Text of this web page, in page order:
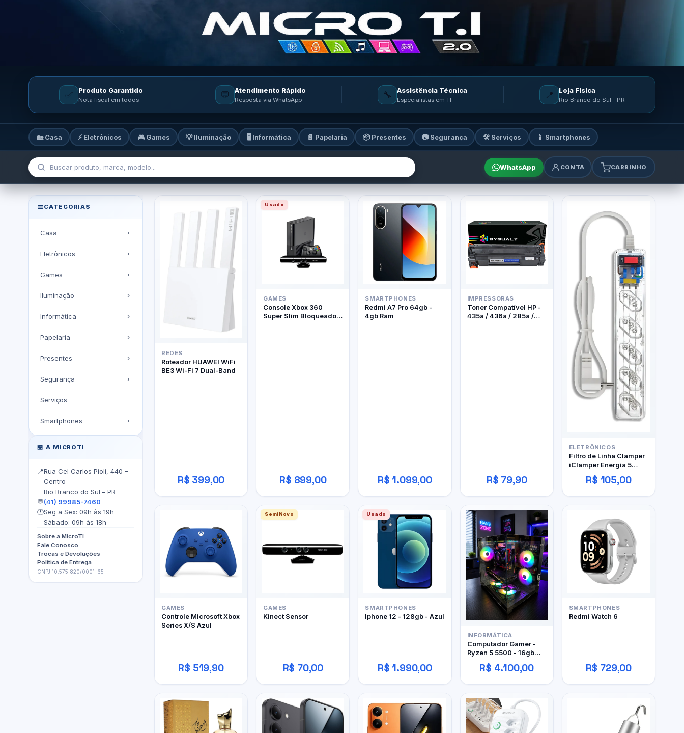
✅ Produto Garantido
Nota fiscal em todos 💬 Atendimento Rápido
Resposta via WhatsApp 🔧 Assistência Técnica
Especialistas em TI 📍 Loja Física
Rio Branco do Sul - PR
🏡 Casa ⚡ Eletrônicos 🎮 Games 💡 Iluminação 🖥️ Informática 📄 Papelaria 📦 Presentes 📷 Segurança 🛠️ Serviços 📱 Smartphones
WhatsApp CONTA CARRINHO
MicroTi — Sua loja de tecnologia: informática, celulares, games e acessórios
CATEGORIAS
Casa
Eletrônicos
Games
Iluminação
Informática
Papelaria
Presentes
Segurança
Serviços
Smartphones
🏪 A MICROTI
📍Rua Cel Carlos Pioli, 440 –
Centro
Rio Branco do Sul – PR
💬(41) 99985-7460
🕐Seg a Sex: 09h às 19h
Sábado: 09h às 18h
Sobre a MicroTI
Fale Conosco
Trocas e Devoluções
Política de Entrega
CNPJ 10.575.820/0001-65
REDES
Roteador HUAWEI WiFi
BE3 Wi-Fi 7 Dual-Band
R$ 399,00
Usado
GAMES
Console Xbox 360
Super Slim Bloqueado +
R$ 899,00
SMARTPHONES
Redmi A7 Pro 64gb -
4gb Ram
R$ 1.099,00
IMPRESSORAS
Toner Compatível HP -
435a / 436a / 285a /
R$ 79,90
ELETRÔNICOS
Filtro de Linha Clamper
iClamper Energia 5
Tomadas
R$ 105,00
GAMES
Controle Microsoft Xbox
Series X/S Azul
R$ 519,90
SemiNovo
GAMES
Kinect Sensor
R$ 70,00
Usado
SMARTPHONES
Iphone 12 - 128gb - Azul
R$ 1.990,00
INFORMÁTICA
Computador Gamer -
Ryzen 5 5500 - 16gb
DDR4 - 480GB SSD - RX
480 4gb
R$ 4.100,00
SMARTPHONES
Redmi Watch 6
R$ 729,00